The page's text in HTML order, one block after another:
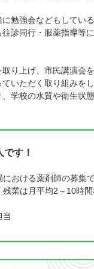
勉強会などもしてい
診同行・服薬指導等
り上げ、市民講演会
いただく取り組みをし
学校の水質や衛生状
す！
おける薬剤師の募集
業は月平均2～10時